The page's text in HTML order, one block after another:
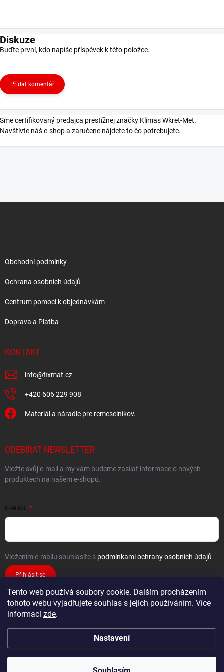
Tento web používá soubory cookie. Dalším procházením
tohoto webu vyjadřujete souhlas s jejich používáním. Více
informací zde.
Nastavení
Diskuze
Buďte první, kdo napíše příspěvek k této položce.
Přidat komentář
Sme certifikovaný predajca prestížnej značky Klimas Wkret-Met.
Navštívte náš e-shop a zaručene nájdete to čo potrebujete.
Obchodní podmínky
Ochrana osobních údajů
Centrum pomoci k objednávkám
Doprava a Platba
KONTAKT
info@fixmat.cz
+420 606 229 908
Materiál a náradie pre remeselníkov.
ODEBÍRAT NEWSLETTER
Vložte svůj e-mail a my vám budeme zasílat informace o nových
produktech na našem e-shopu.
E-MAIL
Vložením e-mailu souhlasíte s podmínkami ochrany osobních údajů
Přihlásit se
FiXMAT . Všechna práva vyhrazena.